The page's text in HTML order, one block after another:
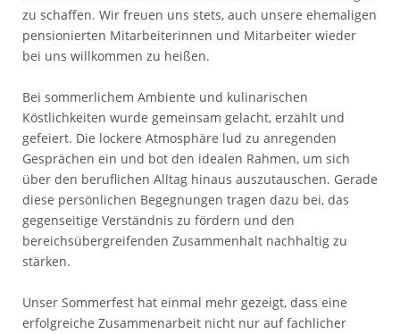
zu schaffen. Wir freuen uns stets, auch unsere ehemaligen
pensionierten Mitarbeiterinnen und Mitarbeiter wieder
bei uns willkommen zu heißen.
Bei sommerlichem Ambiente und kulinarischen
Köstlichkeiten wurde gemeinsam gelacht, erzählt und
gefeiert. Die lockere Atmosphäre lud zu anregenden
Gesprächen ein und bot den idealen Rahmen, um sich
über den beruflichen Alltag hinaus auszutauschen. Gerade
diese persönlichen Begegnungen tragen dazu bei, das
gegenseitige Verständnis zu fördern und den
bereichsübergreifenden Zusammenhalt nachhaltig zu
stärken.
Unser Sommerfest hat einmal mehr gezeigt, dass eine
erfolgreiche Zusammenarbeit nicht nur auf fachlicher